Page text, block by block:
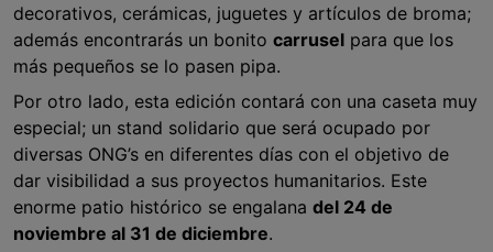
decorativos, cerámicas, juguetes y artículos de broma;
además encontrarás un bonito carrusel para que los
más pequeños se lo pasen pipa.
Por otro lado, esta edición contará con una caseta muy
especial; un stand solidario que será ocupado por
diversas ONG’s en diferentes días con el objetivo de
dar visibilidad a sus proyectos humanitarios. Este
enorme patio histórico se engalana del 24 de
noviembre al 31 de diciembre.